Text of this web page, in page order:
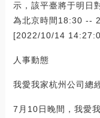
示，該平臺將于明日
為北京時間18:30 --
[2022/10/14
人事動態
我愛我家杭州公司總
7月10日晚間，我愛